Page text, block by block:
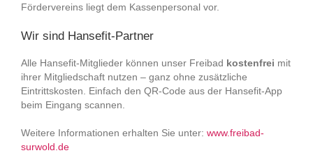
Fördervereins liegt dem Kassenpersonal vor.
Wir sind Hansefit-Partner
Alle Hansefit-Mitglieder können unser Freibad kostenfrei mit
ihrer Mitgliedschaft nutzen – ganz ohne zusätzliche
Eintrittskosten. Einfach den QR-Code aus der Hansefit-App
beim Eingang scannen.
Weitere Informationen erhalten Sie unter: www.freibad-
surwold.de